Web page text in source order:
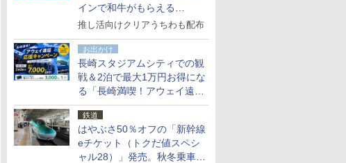
インで和牛がもらえる
「GO！GO！長崎スタンプラ
推し活向けクリアうちわも配布
お出かけ
長崎スタジアムシティでの観
戦＆2泊で最大1万円お得にな
る「長崎満喫！アウェイ遠征
応援キャンペーン」
鉄道
はやぶさ50％オフの「新幹線
eチケット（トクだ値スペシ
ャル28）」発売。秋冬乗車